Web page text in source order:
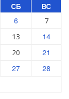
СБ ВС
6
7
13 14
20 21
27 28